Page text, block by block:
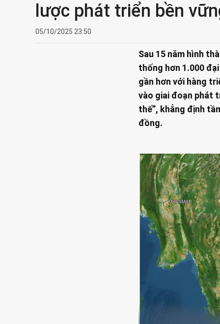
lược phát triển bền
05/10/2025 23:50
Sau 15 năm hình
thống hơn 1.000
gần hơn với hàng
vào giai đoạn phát
thế”, khẳng định
đồng.